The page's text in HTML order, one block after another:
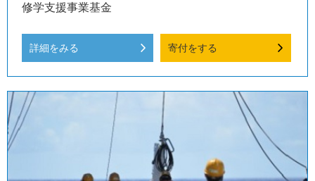
修学支援事業基金
詳細をみる 寄付をする